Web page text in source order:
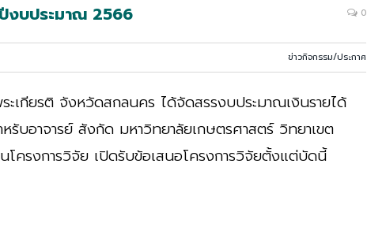
ปีงบประมาณ 2566 0
ข่าวกิจกรรม/ประกาศ
ะเกียรติ จังหวัดสกลนคร ได้จัดสรรงบประมาณเงินรายได้
รับอาจารย์ สังกัด มหาวิทยาลัยเกษตรศาสตร์ วิทยาเขต
โครงการวิจัย เปิดรับข้อเสนอโครงการวิจัยตั้งแต่บัดนี้